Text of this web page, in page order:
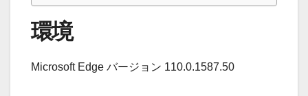
環境
Microsoft Edge バージョン 110.0.1587.50